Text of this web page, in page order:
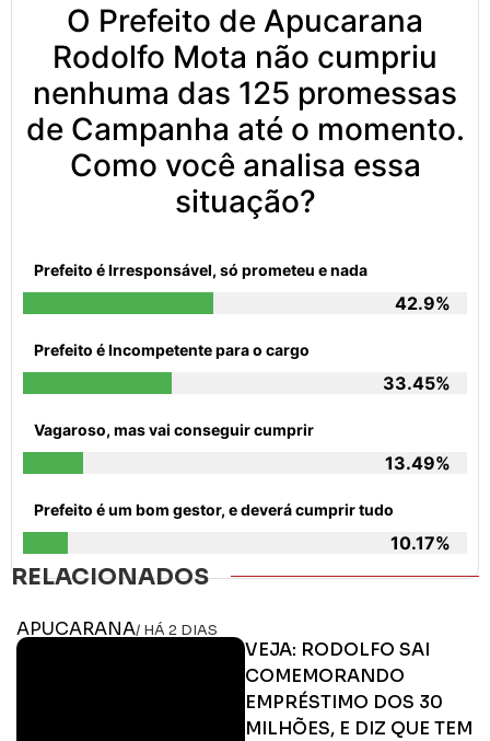
O Prefeito de Apucarana
Rodolfo Mota não cumpriu
nenhuma das 125 promessas
de Campanha até o momento.
Como você analisa essa
situação?
Prefeito é Irresponsável, só prometeu e nada
42.9%
Prefeito é Incompetente para o cargo
33.45%
Vagaroso, mas vai conseguir cumprir
13.49%
Prefeito é um bom gestor, e deverá cumprir tudo
10.17%
RELACIONADOS
APUCARANA/ HÁ 2 DIAS
VEJA: RODOLFO SAI
COMEMORANDO
EMPRÉSTIMO DOS 30
MILHÕES, E DIZ QUE TEM